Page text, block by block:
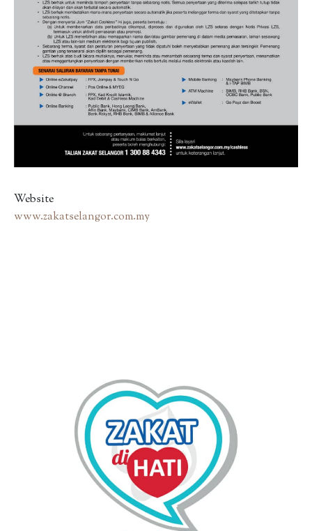
Website
www.zakatselangor.com.my